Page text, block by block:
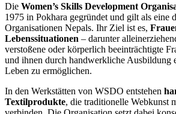
Die Women’s Skills Development
1975 in Pokhara gegründet und gilt als eine
Organisationen Nepals. Ihr Ziel ist es,
Lebenssituationen – darunter
verstoßene oder körperlich beeinträchtigte
und ihnen durch handwerkliche Ausbildung
Leben zu ermöglichen.
In den Werkstätten von WSDO entstehen
Textilprodukte, die traditionelle Webkunst